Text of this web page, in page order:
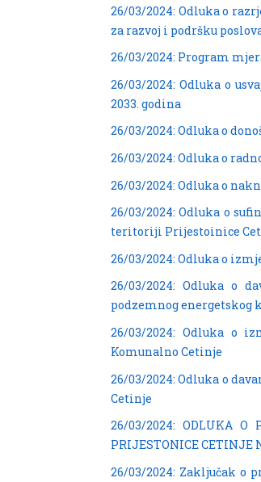
26/03/2024: Odluka o
za razvoj i podršku
26/03/2024: Program
26/03/2024: Odluka o
2033. godina
26/03/2024: Odluka o
26/03/2024: Odluka o
26/03/2024: Odluka o
26/03/2024: Odluka o
teritoriji Prijestoinice
26/03/2024: Odluka o
26/03/2024: Odluka o
podzemnog energetskog
26/03/2024: Odluka o
Komunalno Cetinje
26/03/2024: Odluka o
Cetinje
26/03/2024: ODLUKA O
PRIJESTONICE CETINJE
26/03/2024: Zaključak o